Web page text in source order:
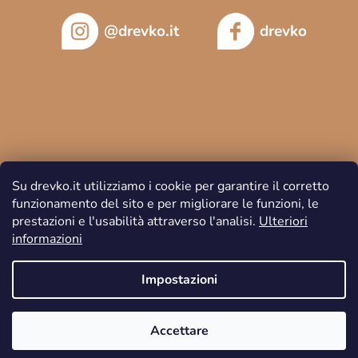
Su drevko.it utilizziamo i cookie per garantire il corretto
funzionamento del sito e per migliorare le funzioni, le
prestazioni e l'usabilità attraverso l'analisi. Ulteriori
informazioni
Impostazioni
Accettare
@drevko.it drevko
Creato da Shoptet